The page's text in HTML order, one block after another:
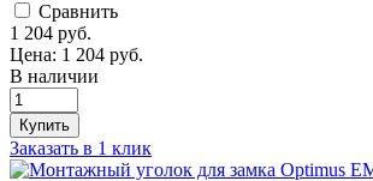
Cравнить
1 204 руб.
Цена: 1 204 руб.
В наличии
Купить
Заказать в 1 клик